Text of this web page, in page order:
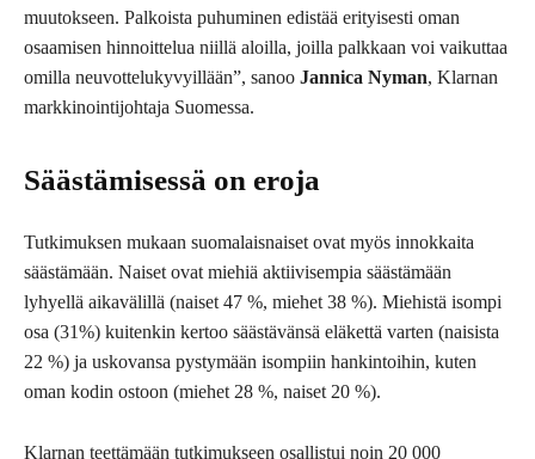
muutokseen. Palkoista puhuminen edistää erityisesti oman
osaamisen hinnoittelua niillä aloilla, joilla palkkaan voi vaikuttaa
omilla neuvottelukyvyillään”, sanoo Jannica Nyman, Klarnan
markkinointijohtaja Suomessa.
Säästämisessä on eroja
Tutkimuksen mukaan suomalaisnaiset ovat myös innokkaita
säästämään. Naiset ovat miehiä aktiivisempia säästämään
lyhyellä aikavälillä (naiset 47 %, miehet 38 %). Miehistä isompi
osa (31%) kuitenkin kertoo säästävänsä eläkettä varten (naisista
22 %) ja uskovansa pystymään isompiin hankintoihin, kuten
oman kodin ostoon (miehet 28 %, naiset 20 %).
Klarnan teettämään tutkimukseen osallistui noin 20 000